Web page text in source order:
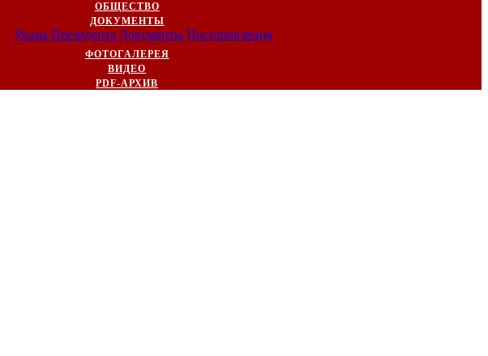
ОБЩЕСТВО
ДОКУМЕНТЫ
Указы Президента Документы Постановления
ФОТОГАЛЕРЕЯ
ВИДЕО
PDF-АРХИВ